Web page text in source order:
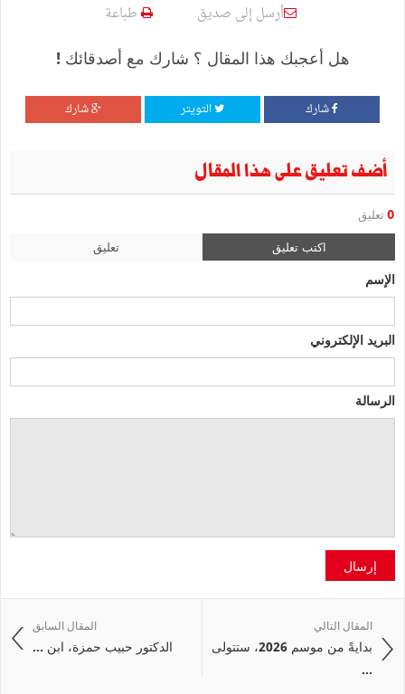
أرسل إلى صديق طباعة
هل أعجبك هذا المقال ؟ شارك مع أصدقائك !
شارك التويتر شارك
أضف تعليق على هذا المقال
0 تعليق
اكتب تعليق تعليق
الإسم
البريد الإلكتروني
الرسالة
إرسال
المقال السابق
الدكتور حبيب حمزة، ابن ...
المقال التالي
بدايةً من موسم 2026، ستتولى
...